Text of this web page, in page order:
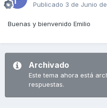
Publicado 3 de Junio
Buenas y bienvenido Emilio
Archivado
Este tema ahora está
respuestas.